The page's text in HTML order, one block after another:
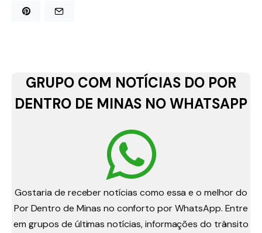
GRUPO COM NOTÍCIAS DO POR
DENTRO DE MINAS NO WHATSAPP
Gostaria de receber notícias como essa e o melhor do
Por Dentro de Minas no conforto por WhatsApp. Entre
em grupos de últimas notícias, informações do trânsito